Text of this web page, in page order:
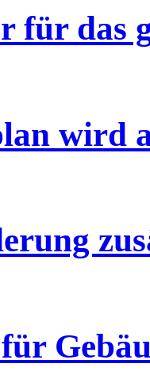
für das
wird
für